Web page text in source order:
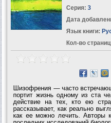
Серия: 3
Дата
Язык книги:
Кол-во
Шизофрения — часто
портит жизнь одному из ста
действие на тех, кто ею
рассказывает, как реально
как ее можно лечить. Авторы